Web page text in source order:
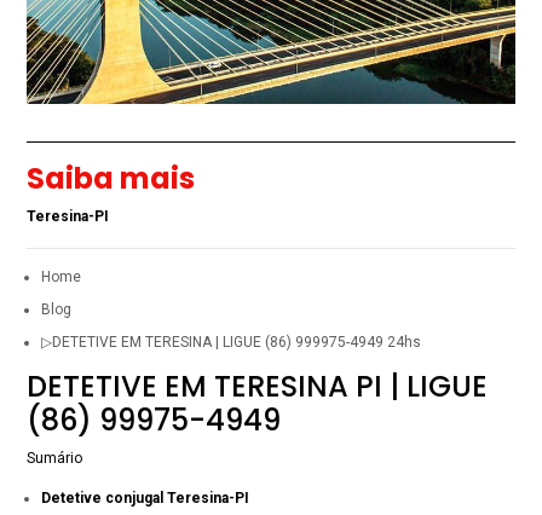
Saiba mais
Teresina-PI
Home
Blog
▷DETETIVE EM TERESINA | LIGUE (86) 999975-4949 24hs
DETETIVE EM TERESINA PI | LIGUE
(86) 99975-4949
Sumário
Detetive conjugal Teresina-PI